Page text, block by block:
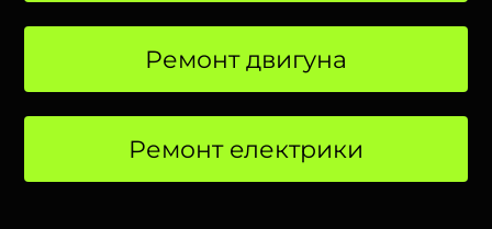
Ремонт двигуна
Ремонт eлектрики